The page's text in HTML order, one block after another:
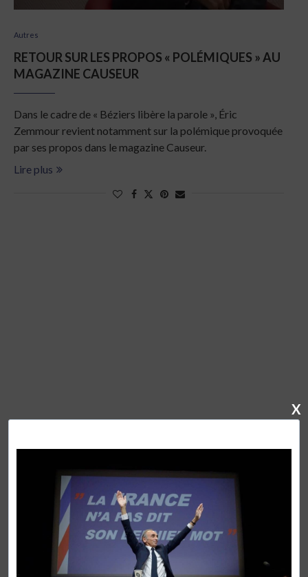
Autres
RETOUR SUR LES PROPOS « POLÉMIQUES » AU
MAGAZINE CAUSEUR
Dans le cadre de « Béziers libère la parole », Éric
Zemmour revient notamment sur la polémique provoquée
par ses propos dans le magazine Causeur.
Lire plus
SES DERNIERS LIVRES
X